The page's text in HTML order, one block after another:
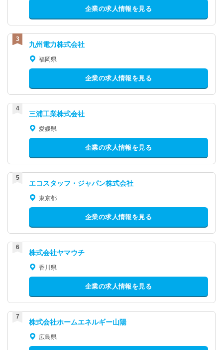
企業の求人情報を見る
九州電力株式会社
福岡県
企業の求人情報を見る
三浦工業株式会社
愛媛県
企業の求人情報を見る
エコスタッフ・ジャパン株式会社
東京都
企業の求人情報を見る
株式会社ヤマウチ
香川県
企業の求人情報を見る
株式会社ホームエネルギー山陽
広島県